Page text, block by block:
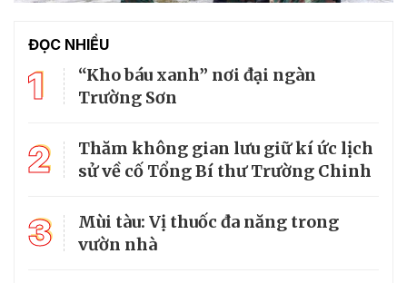
ĐỌC NHIỀU
1
“Kho báu xanh” nơi đại ngàn
Trường Sơn
2
Thăm không gian lưu giữ kí ức lịch
sử về cố Tổng Bí thư Trường Chinh
3
Mùi tàu: Vị thuốc đa năng trong
vườn nhà